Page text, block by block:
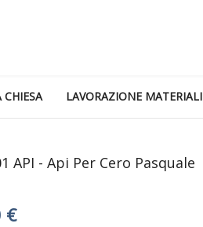
LAVORAZIONE MATERIALI
API - Api Per Cero Pasquale
€